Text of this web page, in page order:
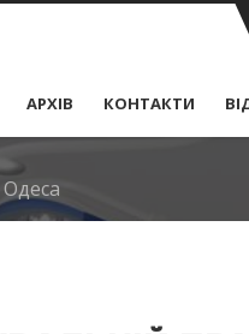
АРХІВ КОНТАКТИ